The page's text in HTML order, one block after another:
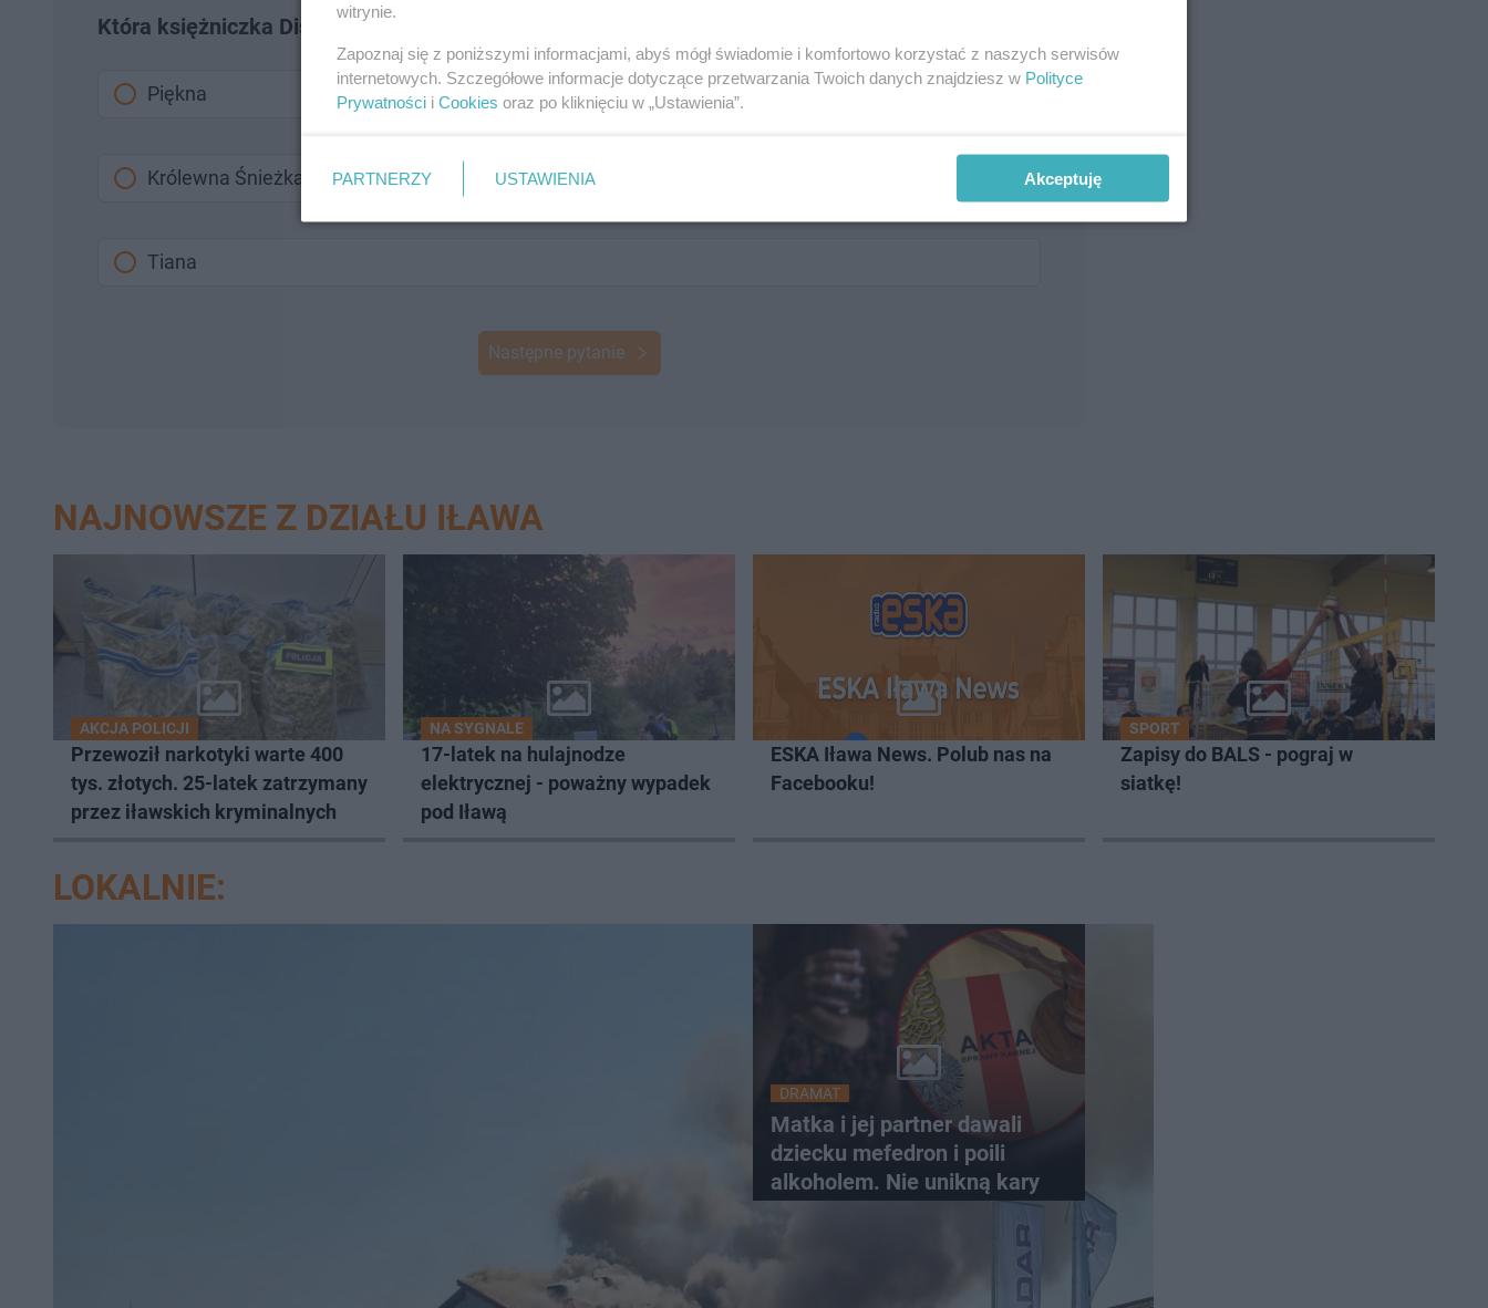
Która księżniczka Disneya miała ojca wynalazcę?
Piękna
Królewna Śnieżka
Tiana
Następne pytanie
NAJNOWSZE Z DZIAŁU IŁAWA
AKCJA POLICJI
Przewoził narkotyki warte 400
tys. złotych. 25-latek zatrzymany
przez iławskich kryminalnych
NA SYGNALE
17-latek na hulajnodze
elektrycznej - poważny wypadek
pod Iławą
ESKA Iława News. Polub nas na
Facebooku!
SPORT
Zapisy do BALS - pograj w
siatkę!
LOKALNIE:
DRAMAT
Matka i jej partner dawali
dziecku mefedron i poili
alkoholem. Nie unikną kary
witrynie.
Zapoznaj się z poniższymi informacjami, abyś mógł świadomie i komfortowo korzystać z naszych serwisów
internetowych. Szczegółowe informacje dotyczące przetwarzania Twoich danych znajdziesz w Polityce
Prywatności i Cookies oraz po kliknięciu w „Ustawienia”.
PARTNERZY USTAWIENIA Akceptuję